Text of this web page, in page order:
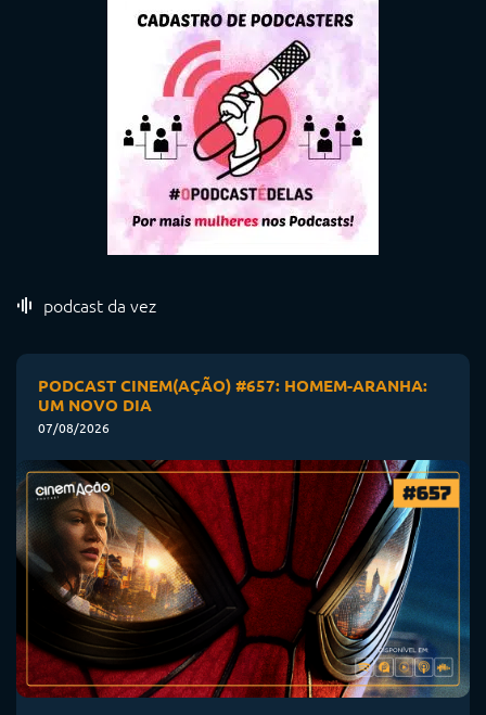
podcast da vez
PODCAST CINEM(AÇÃO) #657: HOMEM-ARANHA:
UM NOVO DIA
07/08/2026